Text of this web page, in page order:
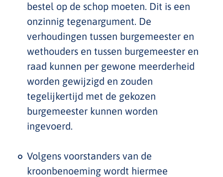
bestel op de schop moeten. Dit is een
onzinnig tegenargument. De
verhoudingen tussen burgemeester en
wethouders en tussen burgemeester en
raad kunnen per gewone meerderheid
worden gewijzigd en zouden
tegelijkertijd met de gekozen
burgemeester kunnen worden
ingevoerd.
Volgens voorstanders van de
kroonbenoeming wordt hiermee